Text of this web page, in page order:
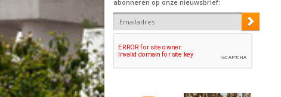
abonneren op onze nieuwsbrief: